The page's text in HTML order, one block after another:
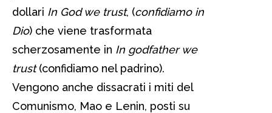
dollari In God we trust, (confidiamo in
Dio) che viene trasformata
scherzosamente in In godfather we
trust(confidiamo nel padrino).
Vengono anche dissacrati i miti del
Comunismo, Mao e Lenin, posti su